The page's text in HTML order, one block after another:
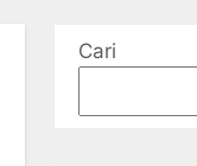
Cari